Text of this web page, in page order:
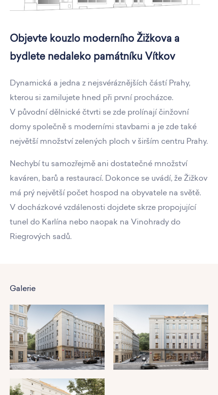
Objevte kouzlo moderního Žižkova a
bydlete nedaleko památníku Vítkov
Dynamická a jedna z nejsvéráznějších částí Prahy,
kterou si zamilujete hned při první procházce.
V původní dělnické čtvrti se zde prolínají činžovní
domy společně s moderními stavbami a je zde také
největší množství zelených ploch v širším centru Prahy.
Nechybí tu samozřejmě ani dostatečné množství
kaváren, barů a restaurací. Dokonce se uvádí, že Žižkov
má prý největší počet hospod na obyvatele na světě.
V docházkové vzdálenosti dojdete skrze propojující
tunel do Karlína nebo naopak na Vinohrady do
Riegrových sadů.
Galerie